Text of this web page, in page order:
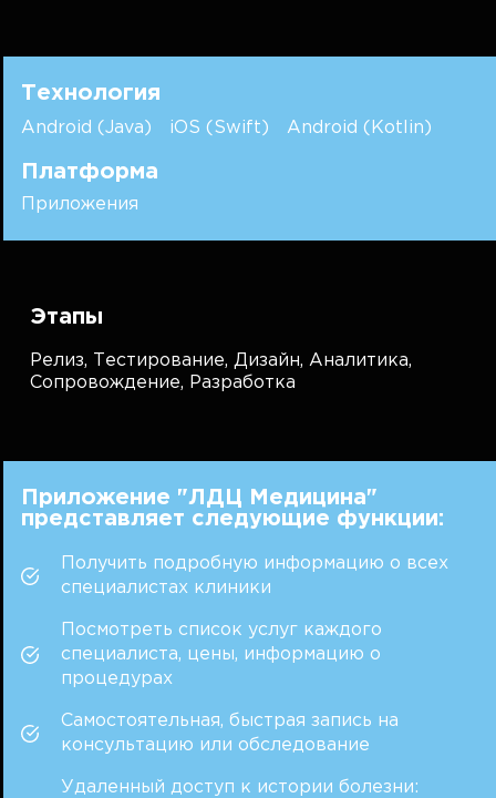
Технология
Android (Java) iOS (Swift) Android (Kotlin)
Платформа
Приложения
Этапы
Релиз, Тестирование,Дизайн,Аналитика,
Сопровождение, Разработка
Приложение "ЛДЦ Медицина"
представляет следующие функции:
Получить подробную информацию о всех
специалистах клиники
Посмотреть список услуг каждого
специалиста, цены, информацию о
процедурах
Самостоятельная, быстрая запись на
консультацию или обследование
Удаленный доступ к истории болезни: